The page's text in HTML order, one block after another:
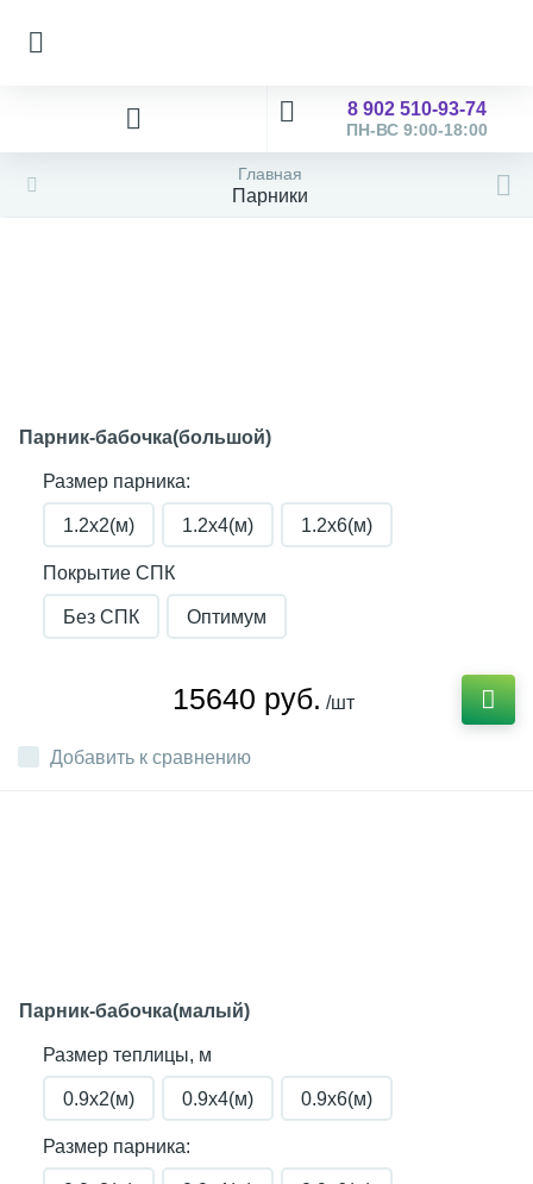
8 902 510-93-74
ПН-ВС 9:00-18:00
Главная
Парники
Парник-бабочка(большой)
Размер парника:
1.2х2(м) 1.2х4(м) 1.2х6(м)
Покрытие СПК
Без СПК Оптимум
15640 руб. /шт
Добавить к сравнению
Парник-бабочка(малый)
Размер теплицы, м
0.9х2(м) 0.9х4(м) 0.9х6(м)
Размер парника: